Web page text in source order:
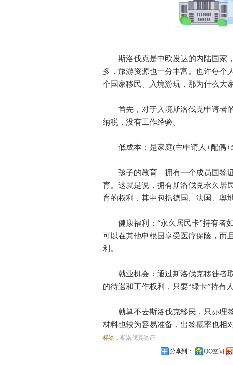
斯洛伐克是中欧发达的内陆国家，
多，旅游资源也十分丰富。也许每个
个国家移民、入境游玩，那为什么大
首先，对于入境斯洛伐克申请者的
纳税，没有工作经验。
低成本：是家庭(主申请人+配偶+
孩子的教育：拥有一个成员国签证
育。这就是说，拥有斯洛伐克永久居
育的权利，其中包括德国、法国、奥地
健康福利：“永久居民卡”持有者如
可以在其他申根国享受医疗保险，而
利。
就业机会：通过斯洛伐克移徙者取
的待遇和工作权利，只要“绿卡”持有
就算不去斯洛伐克移民，只办理签
材料也较为容易准备，出签概率也相
标签： 斯洛伐克签证
分享到：
QQ空间